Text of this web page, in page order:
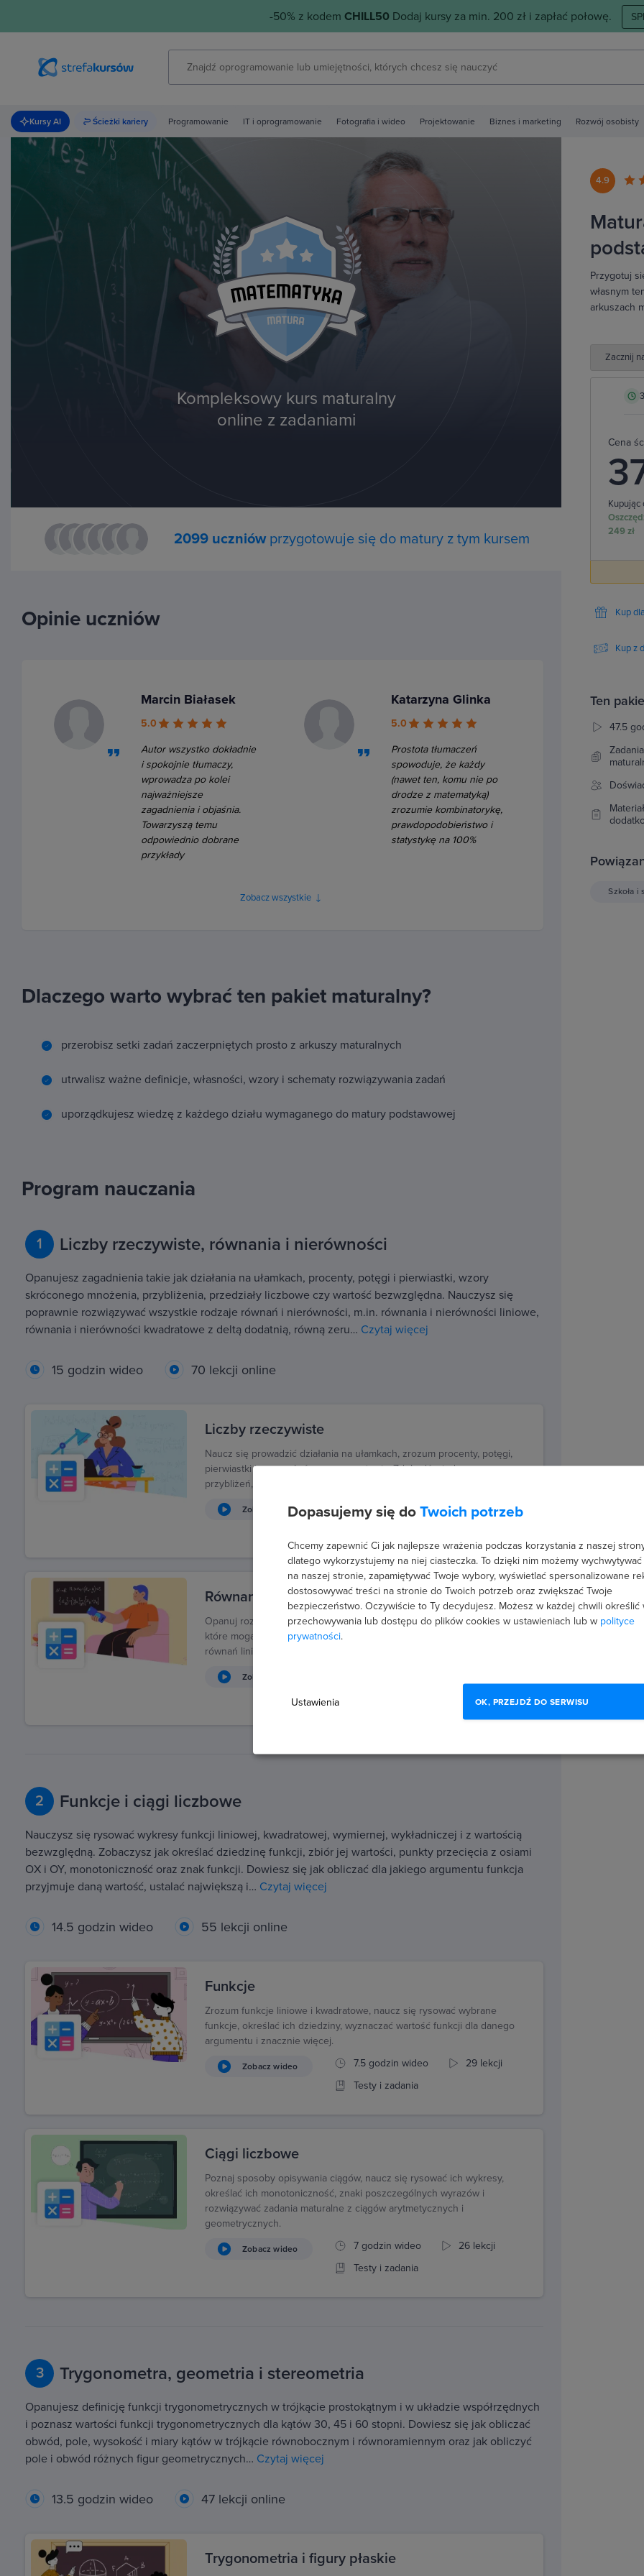
-50% z kodem CHILL50Dodaj kursy za min. 200 zł i zapłać połowę.
Kursy AI Ścieżki kariery Programowanie IT i oprogramowanie Fotografia i wideo Projektowanie Biznes i marketing Rozwój osobisty
Kompleksowy kurs maturalny
online z zadaniami
2099 uczniówprzygotowuje się do matury z tym kursem
Opinie uczniów
Marcin Białasek
5.0
Autor wszystko dokładnie
i spokojnie tłumaczy,
wprowadza po kolei
najważniejsze
zagadnienia i objaśnia.
Towarzyszą temu
odpowiednio dobrane
przykłady
Katarzyna Glinka
5.0
Prostota tłumaczeń
spowoduje, że każdy
(nawet ten, komu nie po
drodze z matematyką)
zrozumie kombinatorykę,
prawdopodobieństwo i
statystykę na 100%
Zobacz wszystkie
Dlaczego warto wybrać ten pakiet maturalny?
przerobisz setki zadań zaczerpniętych prosto z arkuszy maturalnych
utrwalisz ważne definicje, własności, wzory i schematy rozwiązywania zadań
uporządkujesz wiedzę z każdego działu wymaganego do matury podstawowej
Program nauczania
1 Liczby rzeczywiste, równania i nierówności
Opanujesz zagadnienia takie jak działania na ułamkach, procenty, potęgi i pierwiastki, wzory
skróconego mnożenia, przybliżenia, przedziały liczbowe czy wartość bezwzględna. Nauczysz się
poprawnie rozwiązywać wszystkie rodzaje równań i nierówności, m.in. równania i nierówności liniowe,
równania i nierówności kwadratowe z deltą dodatnią, równą zeru… Czytaj więcej
15 godzin wideo 70 lekcji online
Liczby rzeczywiste
Naucz się prowadzić działania na ułamkach, zrozum procenty, potęgi,
pierwiastki i wzory skróconego mnożenia. Zdobądź wiedzę z
przybliżeń, przedziałów liczbowych i wartości bezwzględnej.
Zobacz wideo 8 godzin wideo
45 lekcji
Równania i nierówności
Opanuj rozwiązywanie wszystkich rodzajów równań i nierówności,
które mogą pojawić się na maturze. Naucz się rozwiązywać układy
równań liniowych i zadań na dowodzenie.
Zobacz wideo
2 Funkcje i ciągi liczbowe
Nauczysz się rysować wykresy funkcji liniowej, kwadratowej, wymiernej, wykładniczej i z wartością
bezwzględną. Zobaczysz jak określać dziedzinę funkcji, zbiór jej wartości, punkty przecięcia z osiami
OX i OY, monotoniczność oraz znak funkcji. Dowiesz się jak obliczać dla jakiego argumentu funkcja
przyjmuje daną wartość, ustalać największą i… Czytaj więcej
14.5 godzin wideo 55 lekcji online
Funkcje
Zrozum funkcje liniowe i kwadratowe, naucz się rysować wybrane
funkcje, określać ich dziedziny, wyznaczać wartość funkcji dla danego
argumentu i znacznie więcej.
Zobacz wideo 7.5 godzin wideo
29 lekcji
Testy i zadania
Ciągi liczbowe
Poznaj sposoby opisywania ciągów, naucz się rysować ich wykresy,
określać ich monotoniczność, znaki poszczególnych wyrazów i
rozwiązywać zadania maturalne z ciągów arytmetycznych i
geometrycznych.
Zobacz wideo 7 godzin wideo
26 lekcji
Testy i zadania
3 Trygonometra, geometria i stereometria
Opanujesz definicję funkcji trygonometrycznych w trójkącie prostokątnym i w układzie współrzędnych
i poznasz wartości funkcji trygonometrycznych dla kątów 30, 45 i 60 stopni. Dowiesz się jak obliczać
obwód, pole, wysokość i miary kątów w trójkącie równobocznym i równoramiennym oraz jak obliczyć
pole i obwód różnych figur geometrycznych… Czytaj więcej
13.5 godzin wideo 47 lekcji online
Trygonometria i figury płaskie
4.9
Przygotuj
własnym
arkuszach
Zacznij
Cena
249 zł
Kup
Kup z
Ten
47.5
Szkoła i
Dopasujemy się do Twoich potrzeb
Chcemy zapewnić Ci jak najlepsze wrażenia podczas korzystania z naszej
dlatego wykorzystujemy na niej ciasteczka. To dzięki nim możemy wychwytywać
na naszej stronie, zapamiętywać Twoje wybory, wyświetlać spersonalizowane
dostosowywać treści na stronie do Twoich potrzeb oraz zwiększać Twoje
bezpieczeństwo. Oczywiście to Ty decydujesz. Możesz w każdej chwili określić
przechowywania lub dostępu do plików cookies w ustawieniach lub w polityce
prywatności.
Ustawienia OK, PRZEJDŹ DO SERWISU